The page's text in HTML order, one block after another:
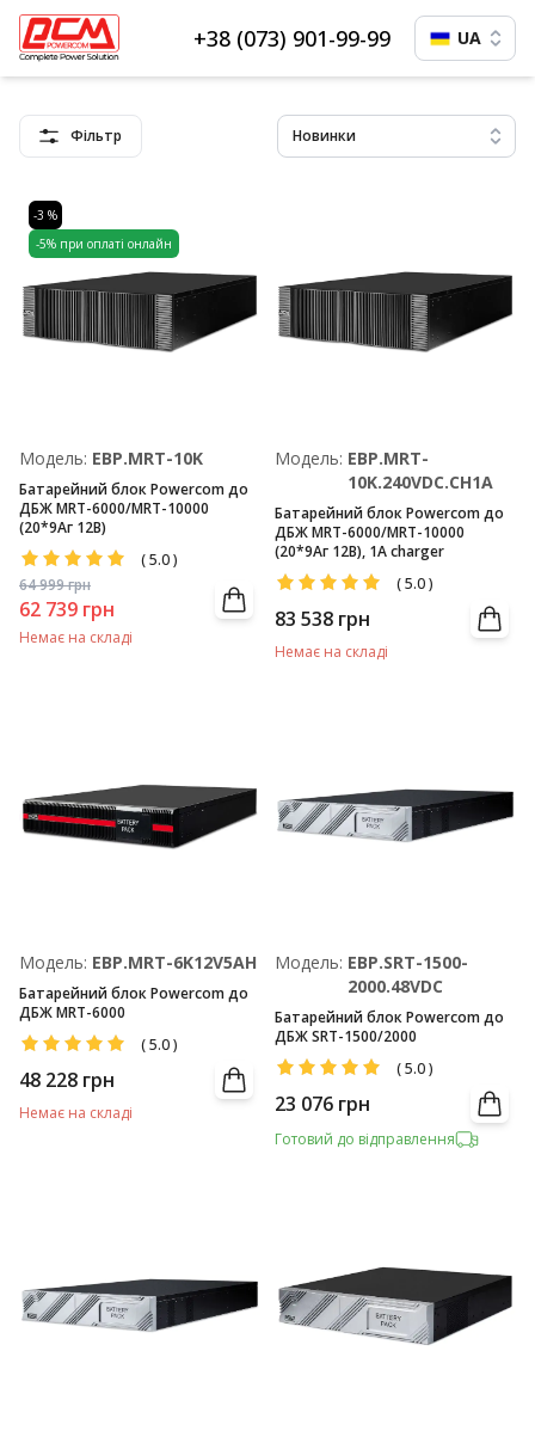
+38 (073) 901-99-99 UA
Фільтр Новинки
-3 %
-5% при оплаті онлайн
Модель: EBP.MRT-10K
Батарейний блок Powercom до
ДБЖ MRT-6000/MRT-10000
(20*9Аг 12В)
(5.0)
64 999грн
62 739 грн
Немає на складі
Модель: EBP.MRT-
10K.240VDC.CH1A
Батарейний блок Powercom до
ДБЖ MRT-6000/MRT-10000
(20*9Аг 12В), 1А charger
(5.0)
83 538 грн
Немає на складі
Модель: EBP.MRT-6K12V5AH
Батарейний блок Powercom до
ДБЖ MRT-6000
(5.0)
48 228 грн
Немає на складі
Модель: EBP.SRT-1500-
2000.48VDC
Батарейний блок Powercom до
ДБЖ SRT-1500/2000
(5.0)
23 076 грн
Готовий до відправлення